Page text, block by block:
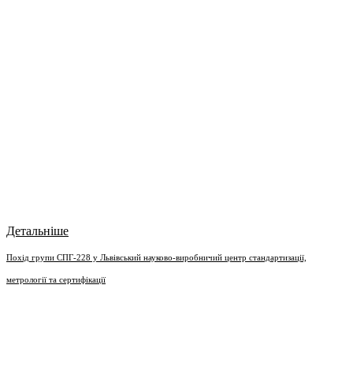
Детальніше
Похід групи СПГ-228 у Львівський науково-виробничий центр стандартизації,
метрології та сертифікації